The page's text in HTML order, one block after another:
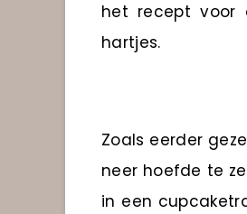
het recept voor
hartjes.
Zoals eerder
neer hoefde te
in een